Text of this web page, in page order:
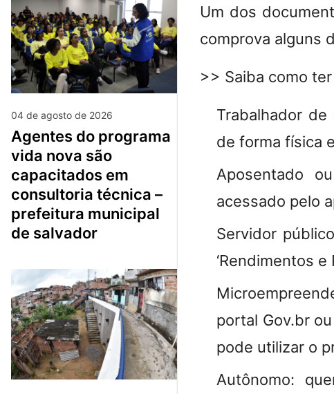
04 de agosto de 2026
agentes do programa
vida nova são
capacitados em
consultoria técnica –
prefeitura municipal
de salvador
Um dos
comprova alguns
>> Saiba como
Trabalhador de
de forma física
Aposentado
acessado pelo
Servidor
‘Rendimentos e
portal Gov.br
pode utilizar o
Autônomo: